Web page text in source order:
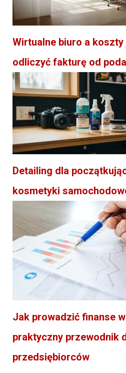
Wirtualne biuro a
odliczyć fakturę od
Detailing dla
kosmetyki
Jak prowadzić finanse w
praktyczny przewodnik
przedsiębiorców